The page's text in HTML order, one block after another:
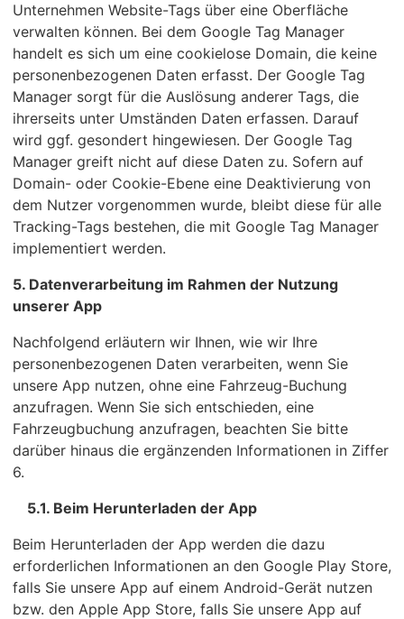
Unternehmen Website-Tags über eine Oberfläche
verwalten können. Bei dem Google Tag Manager
handelt es sich um eine cookielose Domain, die keine
personenbezogenen Daten erfasst. Der Google Tag
Manager sorgt für die Auslösung anderer Tags, die
ihrerseits unter Umständen Daten erfassen. Darauf
wird ggf. gesondert hingewiesen. Der Google Tag
Manager greift nicht auf diese Daten zu. Sofern auf
Domain- oder Cookie-Ebene eine Deaktivierung von
dem Nutzer vorgenommen wurde, bleibt diese für alle
Tracking-Tags bestehen, die mit Google Tag Manager
implementiert werden.
5. Datenverarbeitung im Rahmen der Nutzung
unserer App
Nachfolgend erläutern wir Ihnen, wie wir Ihre
personenbezogenen Daten verarbeiten, wenn Sie
unsere App nutzen, ohne eine Fahrzeug-Buchung
anzufragen. Wenn Sie sich entschieden, eine
Fahrzeugbuchung anzufragen, beachten Sie bitte
darüber hinaus die ergänzenden Informationen in Ziffer
6.
5.1. Beim Herunterladen der App
Beim Herunterladen der App werden die dazu
erforderlichen Informationen an den Google Play Store,
falls Sie unsere App auf einem Android-Gerät nutzen
bzw. den Apple App Store, falls Sie unsere App auf